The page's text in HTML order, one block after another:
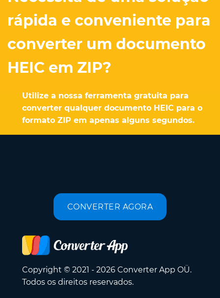
rápida e conveniente para
converter um documento
HEIC em ZIP?
Utilize a nossa ferramenta gratuita para
converter qualquer documento HEIC para o
formato ZIP em apenas alguns segundos.
CONVERTER AGORA
Copyright © 2021 - 2026 Converter App OÜ.
Todos os direitos reservados.